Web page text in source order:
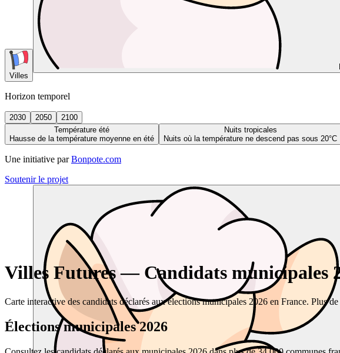
Villes
Horizon temporel
2030 2050
2100
Température été
Hausse de la température moyenne en été
Nuits tropicales
Nuits où la température ne descend pas sous 20°C
Une initiative par Bonpote.com
Soutenir le projet
Villes Futures — Candidats municipales
Carte interactive des candidats déclarés aux élections municipales 2026 en France. Plus
Élections municipales 2026